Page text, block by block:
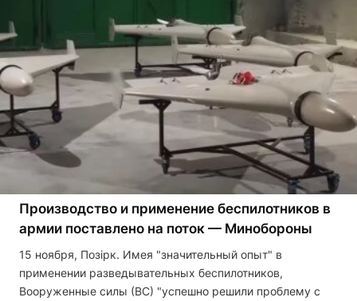
Производство и применение беспилотников в
армии поставлено на поток — Минобороны
15 ноября, Позірк. Имея "значительный опыт" в
применении разведывательных беспилотников,
Вооруженные силы (ВС) "успешно решили проблему с